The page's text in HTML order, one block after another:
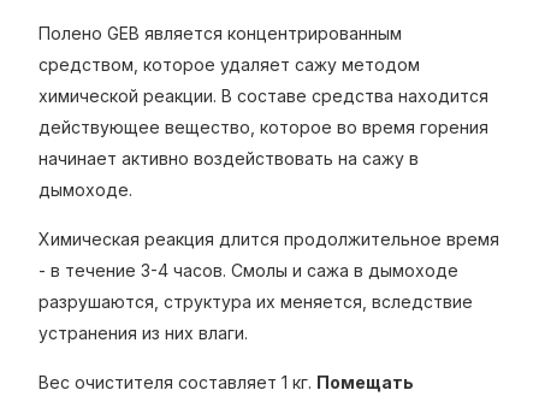
Полено GEB является концентрированным
средством, которое удаляет сажу методом
химической реакции. В составе средства находится
действующее вещество, которое во время горения
начинает активно воздействовать на сажу в
дымоходе.
Химическая реакция длится продолжительное время
- в течение 3-4 часов. Смолы и сажа в дымоходе
разрушаются, структура их меняется, вследствие
устранения из них влаги.
Вес очистителя составляет 1 кг. Помещать